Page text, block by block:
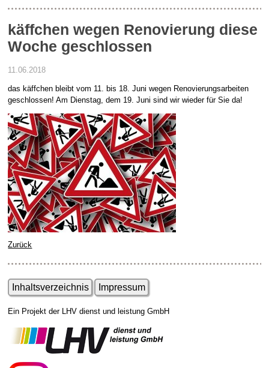
käffchen wegen Renovierung diese
Woche geschlossen
11.06.2018
das käffchen bleibt vom 11. bis 18. Juni wegen Renovierungsarbeiten
geschlossen! Am Dienstag, dem 19. Juni sind wir wieder für Sie da!
Zurück
Inhaltsverzeichnis Impressum
Ein Projekt der LHV dienst und leistung GmbH